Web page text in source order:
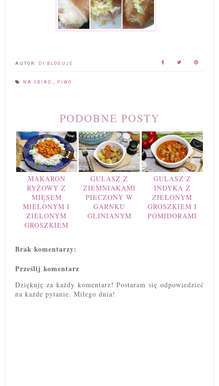
AUTOR: DI BLOGUJE
NA OBIAD PIWO
PODOBNE POSTY
MAKARON
RYŻOWY Z
MIĘSEM
MIELONYM I
ZIELONYM
GROSZKIEM
GULASZ Z
ZIEMNIAKAMI
PIECZONY W
GARNKU
GLINIANYM
GULASZ Z
INDYKA Z
ZIELONYM
GROSZKIEM I
POMIDORAMI
Brak komentarzy:
Prześlij komentarz
Dziękuję za każdy komentarz! Postaram się odpowiedzieć
na każde pytanie. Miłego dnia!